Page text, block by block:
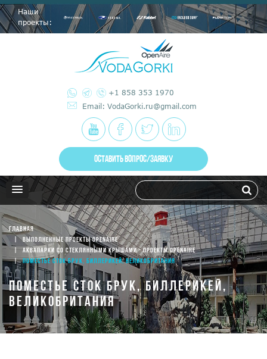
Наши
проекты:
+1 858 353 1970
Email: VodaGorki.ru@gmail.com
ОСТАВИТЬ ВОПРОС/ЗАЯВКУ
ГЛАВНАЯ
ВЫПОЛНЕННЫЕ ПРОЕКТЫ OPENAIRE
АКВАПАРКИ СО СТЕКЛЯННЫМИ КРЫШАМИ - ПРОЕКТЫ OPENAIRE
ПОМЕСТЬЕ СТОК БРУК, БИЛЛЕРИКЕЙ, ВЕЛИКОБРИТАНИЯ
ПОМЕСТЬЕ СТОК БРУК, БИЛЛЕРИКЕЙ,
ВЕЛИКОБРИТАНИЯ